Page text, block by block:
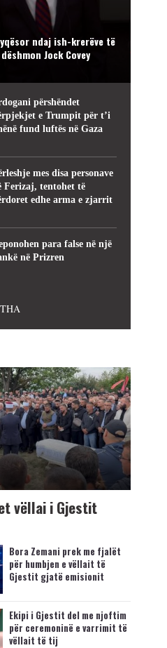
ndaj ish-krerëve të
Jock Covey
përshëndet
e Trumpit për t’i
fund luftës në Gaza
mes disa personave
Ferizaj, tentohet të
edhe arma e zjarrit
para false në një
në Prizren
vëllai i Gjestit
Bora Zemani prek me fjalët
për humbjen e vëllait të
Gjestit gjatë emisionit
Ekipi i Gjestit del me njoftim
për ceremoninë e varrimit të
vëllait të tij